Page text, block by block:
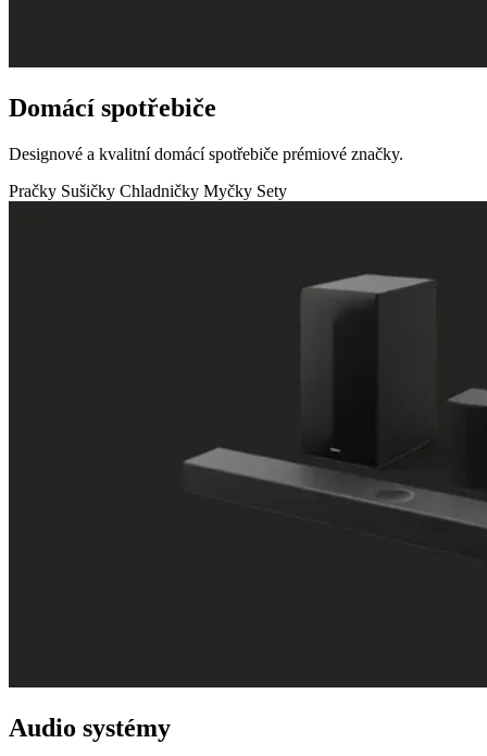
Domácí spotřebiče
Designové a kvalitní domácí spotřebiče prémiové značky.
Pračky Sušičky Chladničky Myčky Sety
Audio systémy